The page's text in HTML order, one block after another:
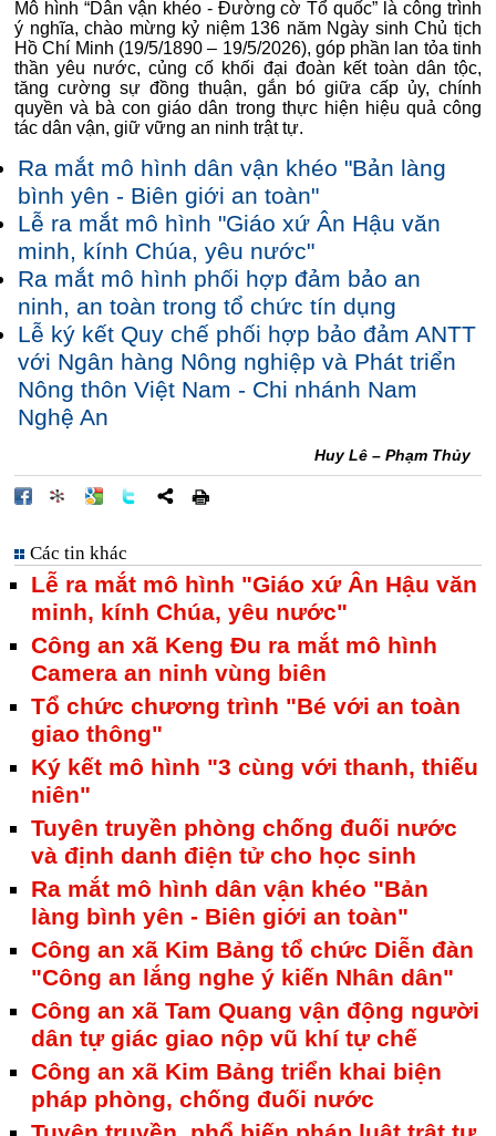
Mô hình “Dân vận khéo - Đường cờ Tổ quốc” là công trình
ý nghĩa, chào mừng kỷ niệm 136 năm Ngày sinh Chủ tịch
Hồ Chí Minh (19/5/1890 – 19/5/2026), góp phần lan tỏa tinh
thần yêu nước, củng cố khối đại đoàn kết toàn dân tộc,
tăng cường sự đồng thuận, gắn bó giữa cấp ủy, chính
quyền và bà con giáo dân trong thực hiện hiệu quả công
tác dân vận, giữ vững an ninh trật tự.
Ra mắt mô hình dân vận khéo "Bản làng
bình yên - Biên giới an toàn"
Lễ ra mắt mô hình "Giáo xứ Ân Hậu văn
minh, kính Chúa, yêu nước"
Ra mắt mô hình phối hợp đảm bảo an
ninh, an toàn trong tổ chức tín dụng
Lễ ký kết Quy chế phối hợp bảo đảm ANTT
với Ngân hàng Nông nghiệp và Phát triển
Nông thôn Việt Nam - Chi nhánh Nam
Nghệ An
Huy Lê – Phạm Thủy
Các tin khác
Lễ ra mắt mô hình "Giáo xứ Ân Hậu văn
minh, kính Chúa, yêu nước"
Công an xã Keng Đu ra mắt mô hình
Camera an ninh vùng biên
Tổ chức chương trình "Bé với an toàn
giao thông"
Ký kết mô hình "3 cùng với thanh, thiếu
niên"
Tuyên truyền phòng chống đuối nước
và định danh điện tử cho học sinh
Ra mắt mô hình dân vận khéo "Bản
làng bình yên - Biên giới an toàn"
Công an xã Kim Bảng tổ chức Diễn đàn
"Công an lắng nghe ý kiến Nhân dân"
Công an xã Tam Quang vận động người
dân tự giác giao nộp vũ khí tự chế
Công an xã Kim Bảng triển khai biện
pháp phòng, chống đuối nước